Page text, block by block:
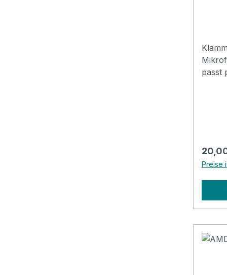
Mikrofon
passt
Preise